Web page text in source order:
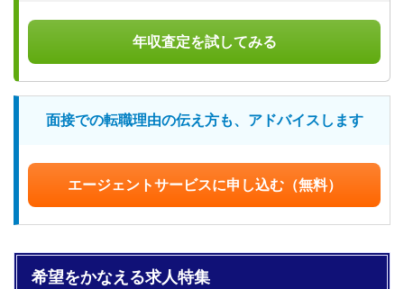
年収査定を試してみる
面接での転職理由の伝え方も、 アドバイスします
エージェントサービスに申し込む（無料）
希望をかなえる求人特集